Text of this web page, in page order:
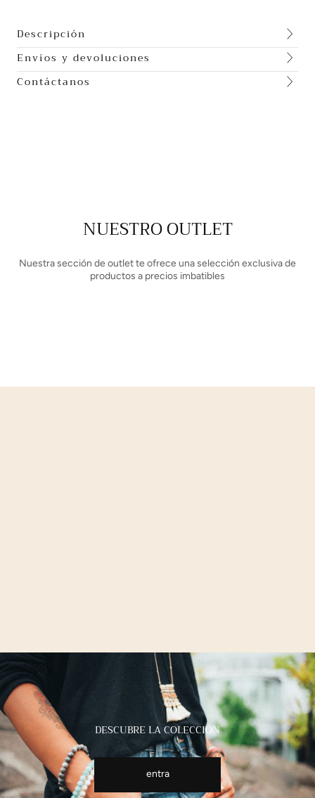
Descripción
Envíos y devoluciones
Contáctanos
NUESTRO OUTLET
Nuestra sección de outlet te ofrece una selección exclusiva de
productos a precios imbatibles
DESCUBRE LA COLECCIÓN
entra